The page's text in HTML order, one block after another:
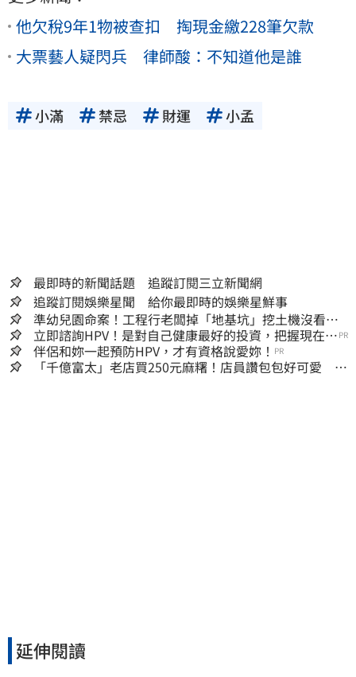
他欠稅9年1物被查扣 掏現金繳228筆欠款
大票藝人疑閃兵 律師酸：不知道他是誰
小滿 禁忌 財運 小孟
最即時的新聞話題 追蹤訂閱三立新聞網
追蹤訂閱娛樂星聞 給你最即時的娛樂星鮮事
準幼兒園命案！工程行老闆掉「地基坑」挖土機沒看
到…下土石活埋他
立即諮詢HPV！是對自己健康最好的投資，把握現在不
嫌晚！
PR
伴侶和妳一起預防HPV，才有資格說愛妳！ PR
「千億富太」老店買250元麻糬！店員讚包包好可愛 笑
延伸閱讀